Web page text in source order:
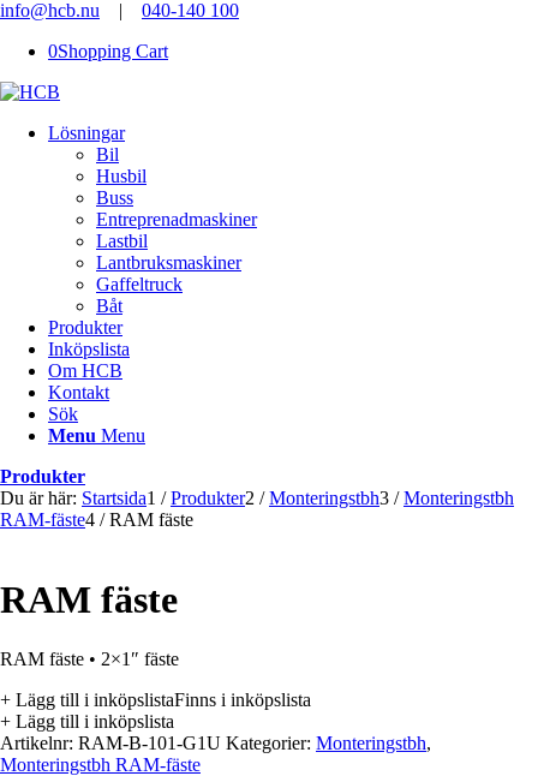
info@hcb.nu | 040-140 100
0Shopping Cart
Lösningar
Bil
Husbil
Buss
Entreprenadmaskiner
Lastbil
Lantbruksmaskiner
Gaffeltruck
Båt
Produkter
Inköpslista
Om HCB
Kontakt
Sök
Menu Menu
Produkter
Du är här: Startsida1 / Produkter2 / Monteringstbh3 / Monteringstbh
RAM-fäste4 / RAM fäste
RAM fäste
RAM fäste • 2×1″ fäste
+ Lägg till i inköpslistaFinns i inköpslista
+ Lägg till i inköpslista
Artikelnr: RAM-B-101-G1U Kategorier: Monteringstbh,
Monteringstbh RAM-fäste